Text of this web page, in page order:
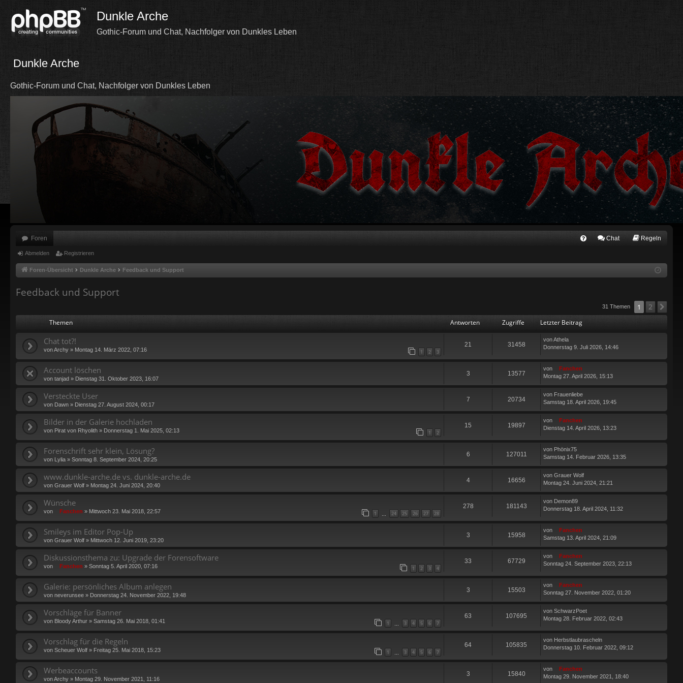
Dunkle Arche
Gothic-Forum und Chat, Nachfolger von Dunkles Leben
Dunkle Arche
Gothic-Forum und Chat, Nachfolger von Dunkles Leben
Foren Chat Regeln
Abmelden Registrieren
Foren-Übersicht Dunkle Arche Feedback und Support
Feedback und Support
31 Themen 1 2
Themen Antworten Zugriffe Letzter Beitrag
Chat tot?!
vonArchy » Montag 14. März 2022, 07:16 1 2 3
21 31458
vonAthela
Donnerstag 9. Juli 2026, 14:46
Account löschen
von tanjad » Dienstag 31. Oktober 2023, 16:07
3 13577
von
Fanchen
Montag 27. April 2026, 15:13
Versteckte User
von Dawn » Dienstag 27. August 2024, 00:17
7 20734
von Frauenliebe
Samstag 18. April 2026, 19:45
Bilder in der Galerie hochladen
von Pirat von Rhyolith » Donnerstag 1. Mai 2025, 02:13 1 2
15 19897
von
Fanchen
Dienstag 14. April 2026, 13:23
Forenschrift sehr klein, Lösung?
von Lylia » Sonntag 8. September 2024, 20:25
6 127011
von Phönix75
Samstag 14. Februar 2026, 13:35
www.dunkle-arche.de vs. dunkle-arche.de
von Grauer Wolf » Montag 24. Juni 2024, 20:40
4 16656
von Grauer Wolf
Montag 24. Juni 2024, 21:21
Wünsche
von Fanchen » Mittwoch 23. Mai 2018, 22:57 1 24 25 26 27 28
278 181143
von Demon89
Donnerstag 18. April 2024, 11:32
Smileys im Editor Pop-Up
von Grauer Wolf » Mittwoch 12. Juni 2019, 23:20
3 15958
von
Fanchen
Samstag 13. April 2024, 21:09
Diskussionsthema zu: Upgrade der Forensoftware
von Fanchen » Sonntag 5. April 2020, 07:16 1 2 3 4
33 67729
von
Fanchen
Sonntag 24. September 2023, 22:13
Galerie: persönliches Album anlegen
von neverunsee » Donnerstag 24. November 2022, 19:48
3 15503
von
Fanchen
Sonntag 27. November 2022, 01:20
Vorschläge für Banner
von Bloody Arthur » Samstag 26. Mai 2018, 01:41 1 … 3 4 5 6 7
63 107695
von SchwarzPoet
Montag 28. Februar 2022, 02:43
Vorschlag für die Regeln
von Scheuer Wolf » Freitag 25. Mai 2018, 15:23 1 … 3 4 5 6 7
64 105835
von Herbstlaubrascheln
Donnerstag 10. Februar 2022, 09:12
Werbeaccounts
vonArchy » Montag 29. November 2021, 11:16
3 15840
von
Fanchen
Montag 29. November 2021, 18:40